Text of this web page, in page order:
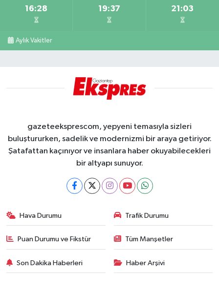
16:28 19:37 21:03
Aylık Vakitler
gazeteeksprescom, yepyeni temasıyla sizleri
buluştururken, sadelik ve modernizmi bir araya getiriyor.
Şatafattan kaçınıyor ve insanlara haber okuyabilecekleri
bir altyapı sunuyor.
Hava Durumu Trafik Durumu
Puan Durumu ve Fikstür Tüm Manşetler
Son Dakika Haberleri Haber Arşivi